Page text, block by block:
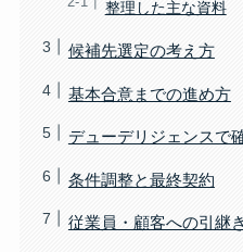
整理した主な資料
候補先選定の考え方
基本合意までの進め方
デューデリジェンスで
条件調整と最終契約
従業員・顧客への引継